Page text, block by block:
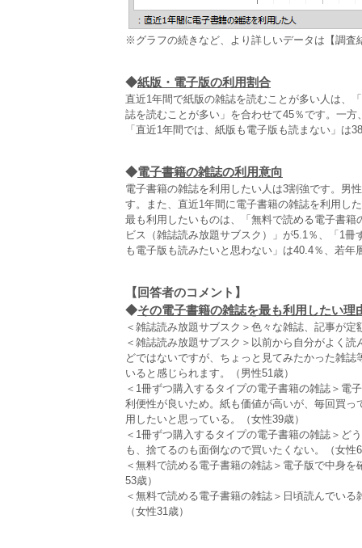
※グラフの続きなど、より詳しいデータは【調査
◆紙版・電子版の利用割合
直近1年間で紙版の雑誌を読むことが多い人は、
誌を読むことが多い」を合わせて45％です。一
「直近1年間では、紙版も電子版も読まない」は
◆電子書籍の雑誌の利用意向
電子書籍の雑誌を利用したい人は3割強です。男
す。また、直近1年間に電子書籍の雑誌を利用し
最も利用したいものは、「無料で読める電子書
ビス（雑誌読み放題サブスク）」が5.1％、「1
も電子版も読みたいと思わない」は40.4％、若年
【回答者のコメント】
◆その電子書籍の雑誌を最も利用したい理
＜雑誌読み放題サブスク＞色々な雑誌、記事が
＜雑誌読み放題サブスク＞以前から自分がよく
どではないですが、ちょっと見てみたかった雑
いると感じられます。（男性51歳）
＜1冊ずつ購入するタイプの電子書籍の雑誌＞電
利便性が良いため。紙も価値が高いが、毎回買
用したいと思っている。（女性39歳）
＜1冊ずつ購入するタイプの電子書籍の雑誌＞ど
も、捨てるのも面倒なので買いたくない。（女性
＜無料で読める電子書籍の雑誌＞電子版で中身
53歳）
＜無料で読める電子書籍の雑誌＞日頃読んでい
（女性31歳）